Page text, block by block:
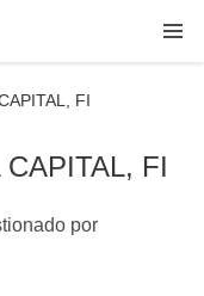
FI
FI
por